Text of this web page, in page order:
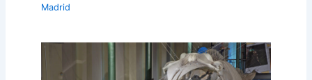
Madrid